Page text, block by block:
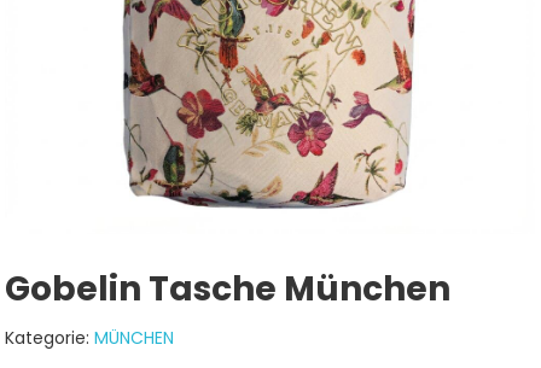
Gobelin Tasche München
Kategorie:MÜNCHEN